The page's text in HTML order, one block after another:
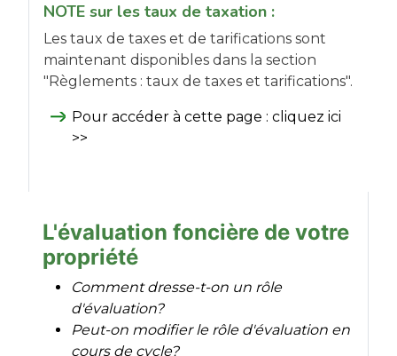
L'évaluation foncière de votre
propriété
Comment dresse-t-on un rôle
d'évaluation?
Peut-on modifier le rôle d'évaluation en
cours de cycle?
NOTE sur les taux de taxation :
Les taux de taxes et de tarifications sont
maintenant disponibles dans la section
"Règlements : taux de taxes et tarifications".
Pour accéder à cette page : cliquez ici
>>